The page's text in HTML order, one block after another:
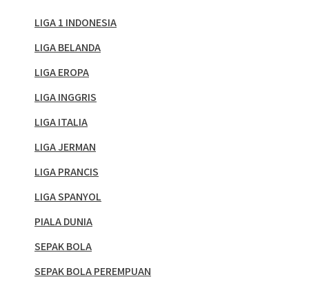
LIGA 1 INDONESIA
LIGA BELANDA
LIGA EROPA
LIGA INGGRIS
LIGA ITALIA
LIGA JERMAN
LIGA PRANCIS
LIGA SPANYOL
PIALA DUNIA
SEPAK BOLA
SEPAK BOLA PEREMPUAN